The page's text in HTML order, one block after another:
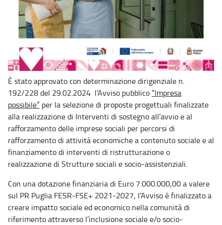
È stato approvato con determinazione dirigenziale n.
192/228 del 29.02.2024 l’Avviso pubblico “Impresa
possibile” per la selezione di proposte progettuali finalizzate
alla realizzazione di Interventi di sostegno all’avvio e al
rafforzamento delle imprese sociali per percorsi di
rafforzamento di attività economiche a contenuto sociale e al
finanziamento di interventi di ristrutturazione o
realizzazione di Strutture sociali e socio-assistenziali.
Con una dotazione finanziaria di Euro 7.000.000,00 a valere
sul PR Puglia FESR-FSE+ 2021-2027, l’Avviso è finalizzato a
creare impatto sociale ed economico nella comunità di
riferimento attraverso l’inclusione sociale e/o socio-